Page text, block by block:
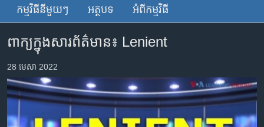
និង​
ចូល​
ទំព័រ​
ព័ត៌មាន​​
តែ​
រំលង​
អន្តរជាតិ
ហេឡូវីអូអេ
កម្ពុជាច្នៃប្រតិដ្ឋ
ព្រឹត្តិការណ៍ព័ត៌មាន
កម្មវិធី​នីមួយៗ អត្ថបទ​ អំពី​កម្មវិធី​
ពាក្យក្នុងសារព័ត៌មាន៖ Lenient
28 មេសា 2022